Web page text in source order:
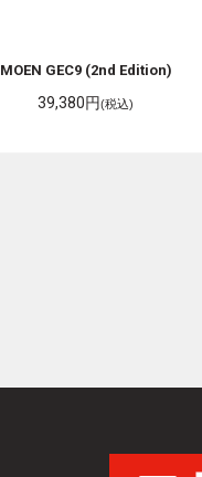
MOEN GEC9 (2nd Edition)
39,380円(税込)